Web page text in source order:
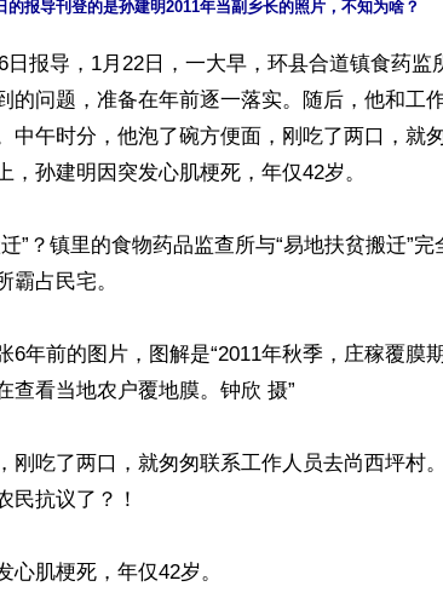
的报导刊登的是孙建明2011年当副乡长的照片，不知为啥？
日报导，1月22日，一大早，环县合道镇食药监
的问题，准备在年前逐一落实。随后，他和工
中午时分，他泡了碗方便面，刚吃了两口，就
，孙建明因突发心肌梗死，年仅42岁。
”？镇里的食物药品监查所与“易地扶贫搬迁”
霸占民宅。
6年前的图片，图解是“2011年秋季，庄稼覆膜
查看当地农户覆地膜。钟欣 摄”
刚吃了两口，就匆匆联系工作人员去尚西坪村
民抗议了？！
肌梗死，年仅42岁。